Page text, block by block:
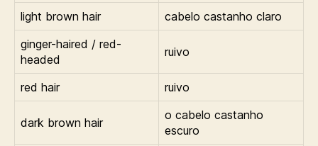
light brown hair
cabelo castanho claro
ginger-haired / red-
headed
ruivo
red hair ruivo
dark brown hair
o cabelo castanho
escuro